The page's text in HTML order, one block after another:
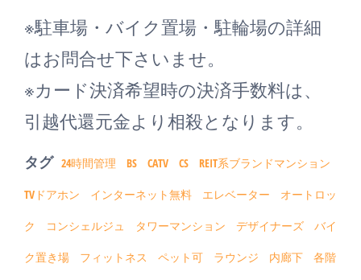
※駐車場・バイク置場・駐輪場の詳細
はお問合せ下さいませ。
※カード決済希望時の決済手数料は、
引越代還元金より相殺となります。
タグ 24時間管理 BS CATV CS REIT系ブランドマンション
TVドアホン インターネット無料 エレベーター オートロッ
ク コンシェルジュ タワーマンション デザイナーズ バイ
ク置き場 フィットネス ペット可 ラウンジ 内廊下 各階